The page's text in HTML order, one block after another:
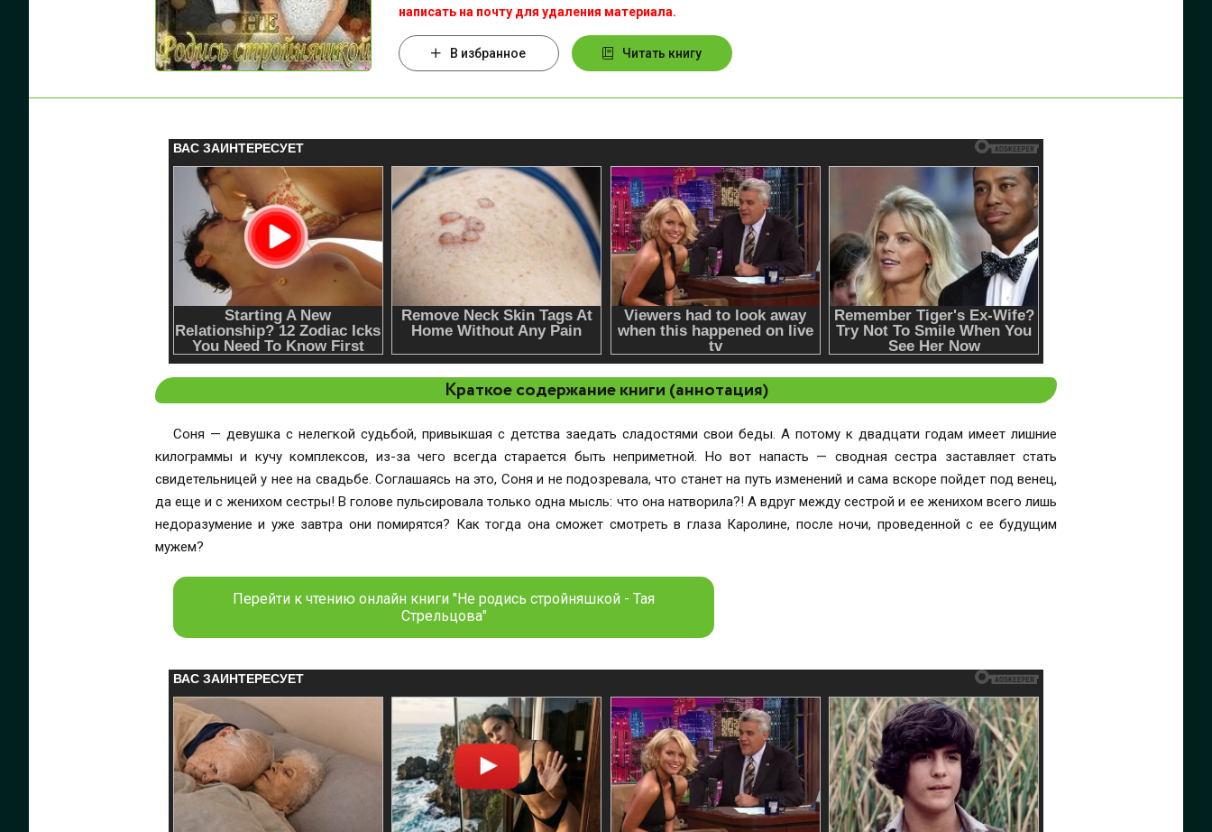
написать на почту для удаления материала.
В избранное Читать книгу
Краткое содержание книги (аннотация)
Соня — девушка с нелегкой судьбой, привыкшая с детства заедать сладостями свои беды. А потому к двадцати годам имеет лишние
килограммы и кучу комплексов, из-за чего всегда старается быть неприметной. Но вот напасть — сводная сестра заставляет стать
свидетельницей у нее на свадьбе. Соглашаясь на это, Соня и не подозревала, что станет на путь изменений и сама вскоре пойдет под венец,
да еще и с женихом сестры! В голове пульсировала только одна мысль: что она натворила?! А вдруг между сестрой и ее женихом всего лишь
недоразумение и уже завтра они помирятся? Как тогда она сможет смотреть в глаза Каролине, после ночи, проведенной с ее будущим
мужем?
Перейти к чтению онлайн книги "Не родись стройняшкой - Тая
Стрельцова"